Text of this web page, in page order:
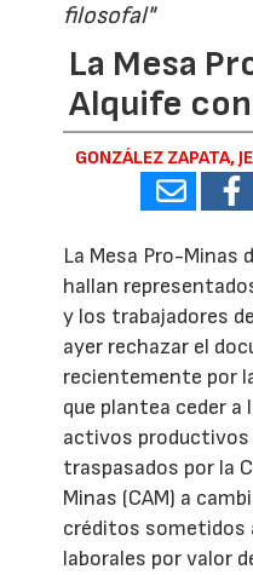
filosofal"
La Mesa
Alquife
GONZÁLEZ ZAPATA,
La Mesa Pro-Minas
hallan
y los trabajadores
ayer rechazar el
recientemente por
que plantea ceder
activos productivos
traspasados por la
Minas (CAM) a
créditos sometidos
laborales por valor